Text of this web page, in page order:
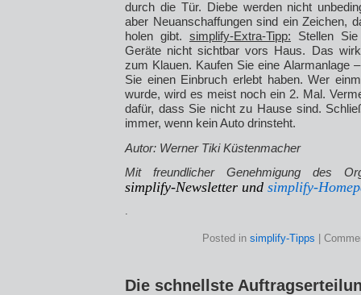
durch die Tür. Diebe werden nicht
aber Neuanschaffungen sind ein Zeichen,
holen gibt. simplify-Extra-Tipp: Stellen
Geräte nicht sichtbar vors Haus. Das
zum Klauen. Kaufen Sie eine Alarmanlage
Sie einen Einbruch erlebt haben. Wer
wurde, wird es meist noch ein 2. Mal.
dafür, dass Sie nicht zu Hause sind.
immer, wenn kein Auto drinsteht.
Autor: Werner Tiki Küstenmacher
Mit freundlicher Genehmigung des
simplify-Newsletter und simplify-
.
Posted in simplify-Tipps
Die schnellste